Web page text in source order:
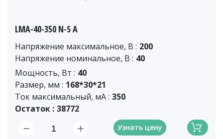
LMA-40-350 N-S A
Напряжение максимальное, В : 200
Напряжение номинальное, В : 40
Мощность, Вт : 40
Размер, мм : 168*30*21
Ток максимальный, мА : 350
Остаток : 38772
Узнать цену